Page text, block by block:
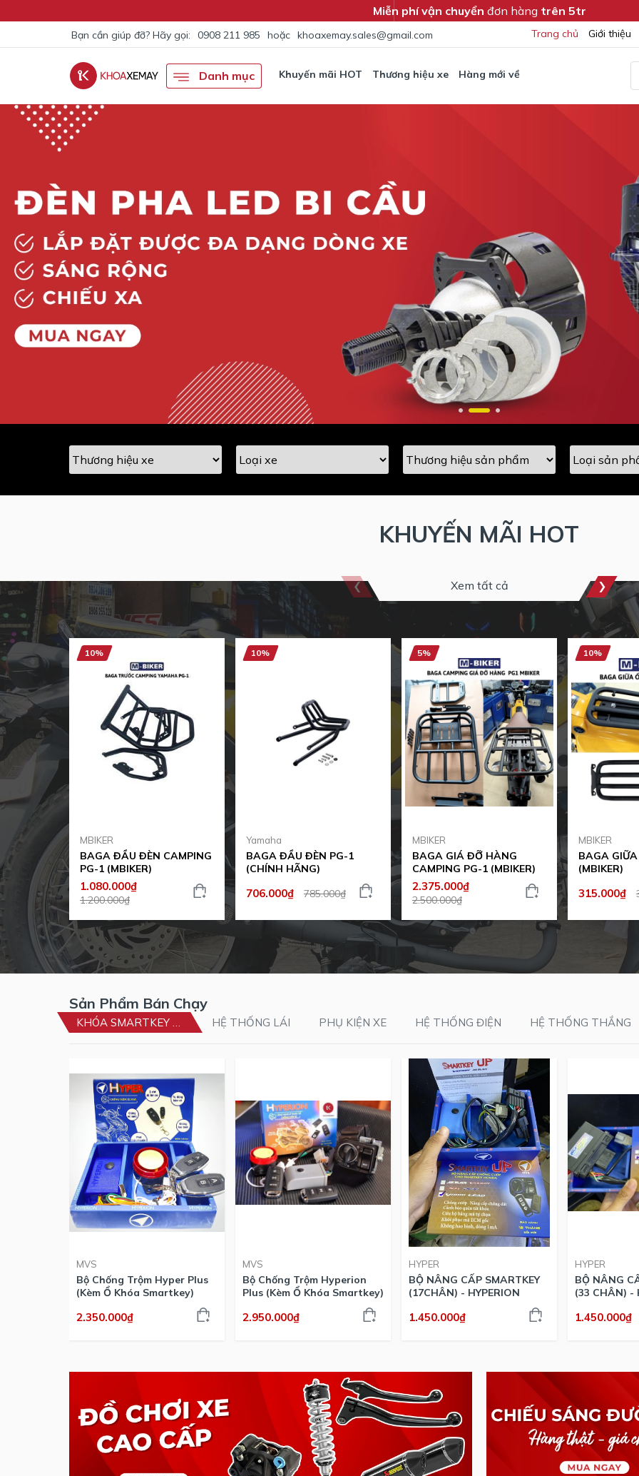
Miễn phí vận chuyển đơn hàng trên 5tr
Bạn cần giúp đỡ? Hãy gọi: 0908 211 985 hoặc khoaxemay.sales@gmail.com Trang chủ Giới thiệu
Danh mục Khuyến mãi HOT Thương hiệu xe Hàng mới về
KHUYẾN MÃI HOT
Xem tất cả
10%
MBIKER
BAGA ĐẦU ĐÈN CAMPING
PG-1 (MBIKER)
1.080.000₫
1.200.000₫
10%
Yamaha
BAGA ĐẦU ĐÈN PG-1
(CHÍNH HÃNG)
706.000₫ 785.000₫
5%
MBIKER
BAGA GIÁ ĐỠ HÀNG
CAMPING PG-1 (MBIKER)
2.375.000₫
2.500.000₫
10%
MBIKER
BAGA
(MBIKER)
315.000₫
Sản Phẩm Bán Chạy
KHÓA SMARTKEY + CHỐNG TRỘM HỆ THỐNG LÁI PHỤ KIỆN XE HỆ THỐNG ĐIỆN HỆ THỐNG THẮNG
MVS
Bộ Chống Trộm Hyper Plus
(Kèm Ổ Khóa Smartkey)
2.350.000₫
MVS
Bộ Chống Trộm Hyperion
Plus (Kèm Ổ Khóa Smartkey)
2.950.000₫
HYPER
BỘ NÂNG CẤP SMARTKEY
(17CHÂN) - HYPERION
1.450.000₫
HYPER
BỘ NÂNG
(33 CHÂN) -
1.450.000₫